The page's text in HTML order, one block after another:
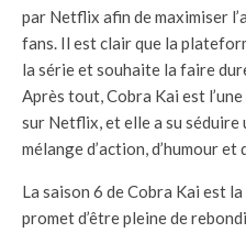
par Netflix afin de maximiser
fans. Il est clair que la
la série et souhaite la faire
Après tout, Cobra Kai est
sur Netflix, et elle a su séduire
mélange d’action, d’humour
La saison 6 de Cobra Kai est
promet d’être pleine de